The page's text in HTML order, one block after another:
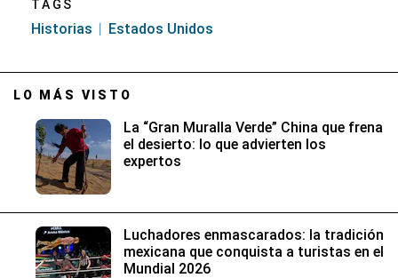
TAGS
Historias Estados Unidos
LO MÁS VISTO
La “Gran Muralla Verde” China que frena
el desierto: lo que advierten los
expertos
Luchadores enmascarados: la tradición
mexicana que conquista a turistas en el
Mundial 2026